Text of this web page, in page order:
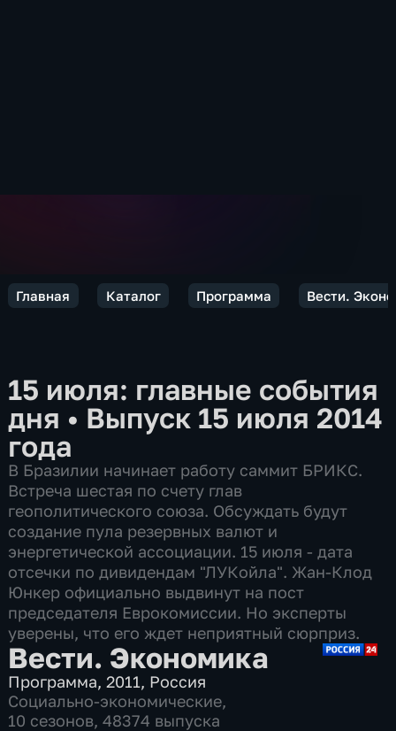
Главная Каталог Программа Вести.
15 июля: главные события
дня • Выпуск 15 июля 2014
года
В Бразилии начинает работу саммит БРИКС.
Встреча шестая по счету глав
геополитического союза. Обсуждать будут
создание пула резервных валют и
энергетической ассоциации. 15 июля - дата
отсечки по дивидендам "ЛУКойла". Жан-Клод
Юнкер официально выдвинут на пост
председателя Еврокомиссии. Но эксперты
уверены, что его ждет неприятный сюрприз.
Вести. Экономика
Программа,2011, Россия
Социально-экономические,
10 сезонов, 48374 выпуска